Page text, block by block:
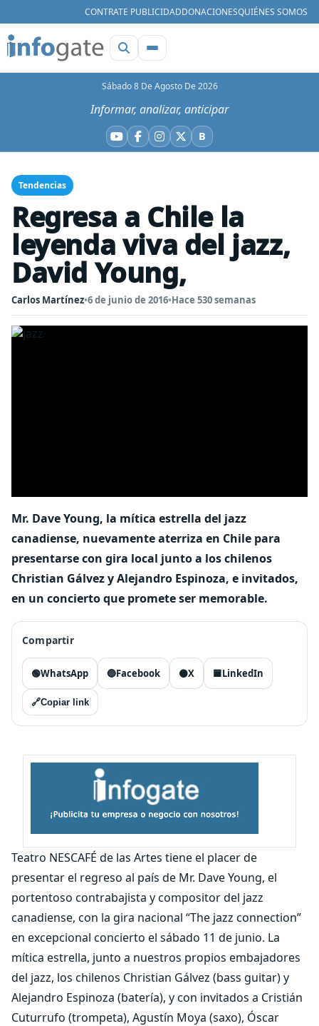
CONTRATE PUBLICIDADDONACIONESQUIÉNES SOMOS
Sábado 8 De Agosto De 2026
Informar, analizar, anticipar
YouTube
Facebook
Instagram
X BBluesky
Tendencias
Regresa a Chile la
leyenda viva del jazz,
David Young,
Carlos Martínez•6 de junio de 2016•Hace 530 semanas
Mr. Dave Young, la mítica estrella del jazz
canadiense, nuevamente aterriza en Chile para
presentarse con gira local junto a los chilenos
Christian Gálvez y Alejandro Espinoza, e invitados,
en un concierto que promete ser memorable.
Compartir
🟢WhatsApp 🔵Facebook ⚫X 🟦LinkedIn
🔗Copiar link
Teatro NESCAFÉ de las Artes tiene el placer de
presentar el regreso al país de Mr. Dave Young, el
portentoso contrabajista y compositor del jazz
canadiense, con la gira nacional “The jazz connection”
en excepcional concierto el sábado 11 de junio. La
mítica estrella, junto a nuestros propios embajadores
del jazz, los chilenos Christian Gálvez (bass guitar) y
Alejandro Espinoza (batería), y con invitados a Cristián
Cuturrufo (trompeta), Agustín Moya (saxo), Óscar